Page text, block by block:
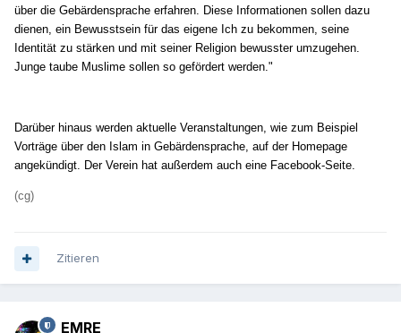
über die Gebärdensprache erfahren. Diese Informationen sollen dazu
dienen, ein Bewusstsein für das eigene Ich zu bekommen, seine
Identität zu stärken und mit seiner Religion bewusster umzugehen.
Junge taube Muslime sollen so gefördert werden."
Darüber hinaus werden aktuelle Veranstaltungen, wie zum Beispiel
Vorträge über den Islam in Gebärdensprache, auf der Homepage
angekündigt. Der Verein hat außerdem auch eine Facebook-Seite.
(cg)
Zitieren
EMRE